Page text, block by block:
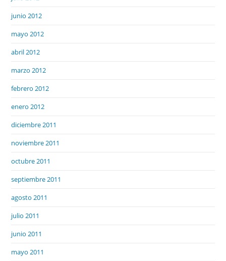
junio 2012
mayo 2012
abril 2012
marzo 2012
febrero 2012
enero 2012
diciembre 2011
noviembre 2011
octubre 2011
septiembre 2011
agosto 2011
julio 2011
junio 2011
mayo 2011